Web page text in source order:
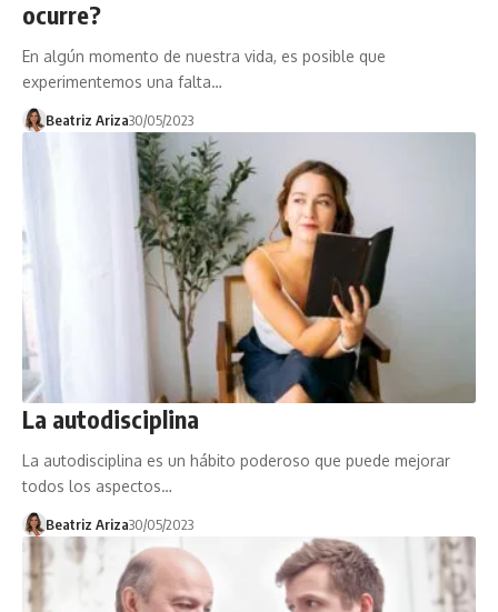
ocurre?
En algún momento de nuestra vida, es posible que
experimentemos una falta…
Beatriz Ariza30/05/2023
La autodisciplina
La autodisciplina es un hábito poderoso que puede mejorar
todos los aspectos…
Beatriz Ariza30/05/2023